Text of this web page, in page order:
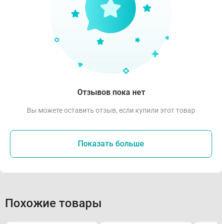
Отзывов пока нет
Вы можете оставить отзыв, если купили этот товар
Показать больше
Похожие товары